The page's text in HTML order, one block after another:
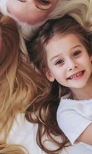
megfelelően
országain belül
beállításokat